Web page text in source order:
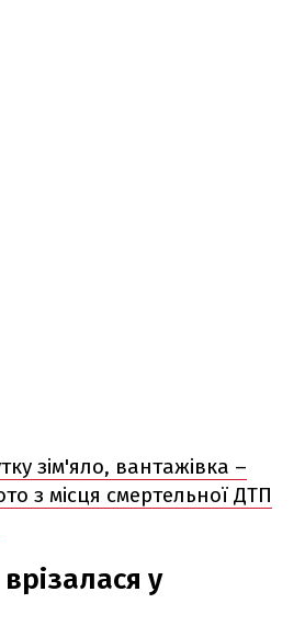
зім'яло, вантажівка –
з місця смертельної ДТП
у